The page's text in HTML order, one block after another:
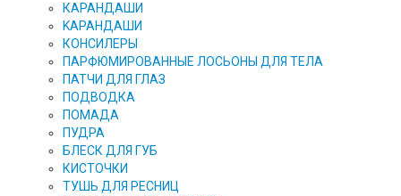
КАРАНДAШИ
KAPAHДАШИ
КОНСИЛЕРЫ
ПАРФЮМИРОВАННЫЕ ЛОСЬОНЫ ДЛЯ ТЕЛА
ПАТЧИ ДЛЯ ГЛАЗ
ПОДВОДКА
ПОМАДА
ПУДРА
БЛЕСК ДЛЯ ГУБ
КИСТОЧКИ
ТУШЬ ДЛЯ РЕСНИЦ